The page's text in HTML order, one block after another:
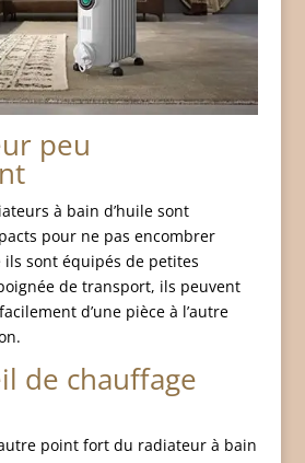
peu
à bain d’huile sont
pour ne pas encombrer
ils sont équipés de petites
de transport, ils peuvent
d’une pièce à l’autre
de chauffage
point fort du radiateur à bain